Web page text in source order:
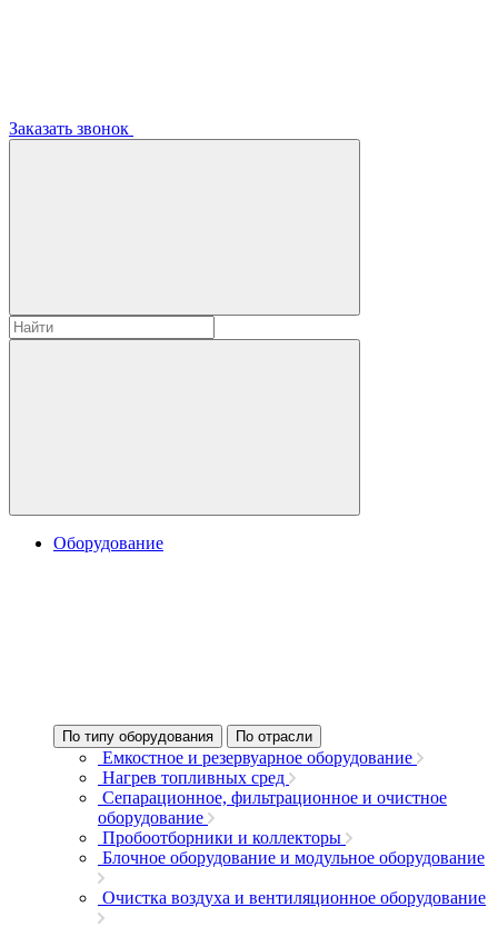
Заказать звонок
Оборудование
По типу оборудования По отрасли
Емкостное и резервуарное оборудование
Нагрев топливных сред
Сепарационное, фильтрационное и очистное
оборудование
Пробоотборники и коллекторы
Блочное оборудование и модульное оборудование
Очистка воздуха и вентиляционное оборудование